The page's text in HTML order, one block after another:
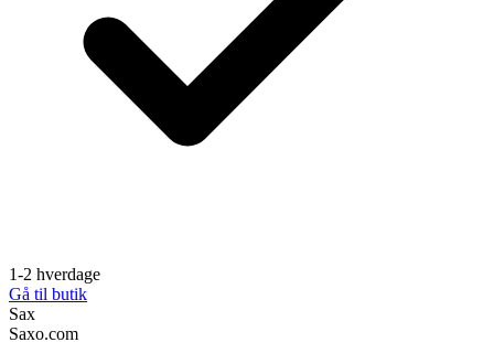
1-2 hverdage
Gå til butik
Sax
Saxo.com